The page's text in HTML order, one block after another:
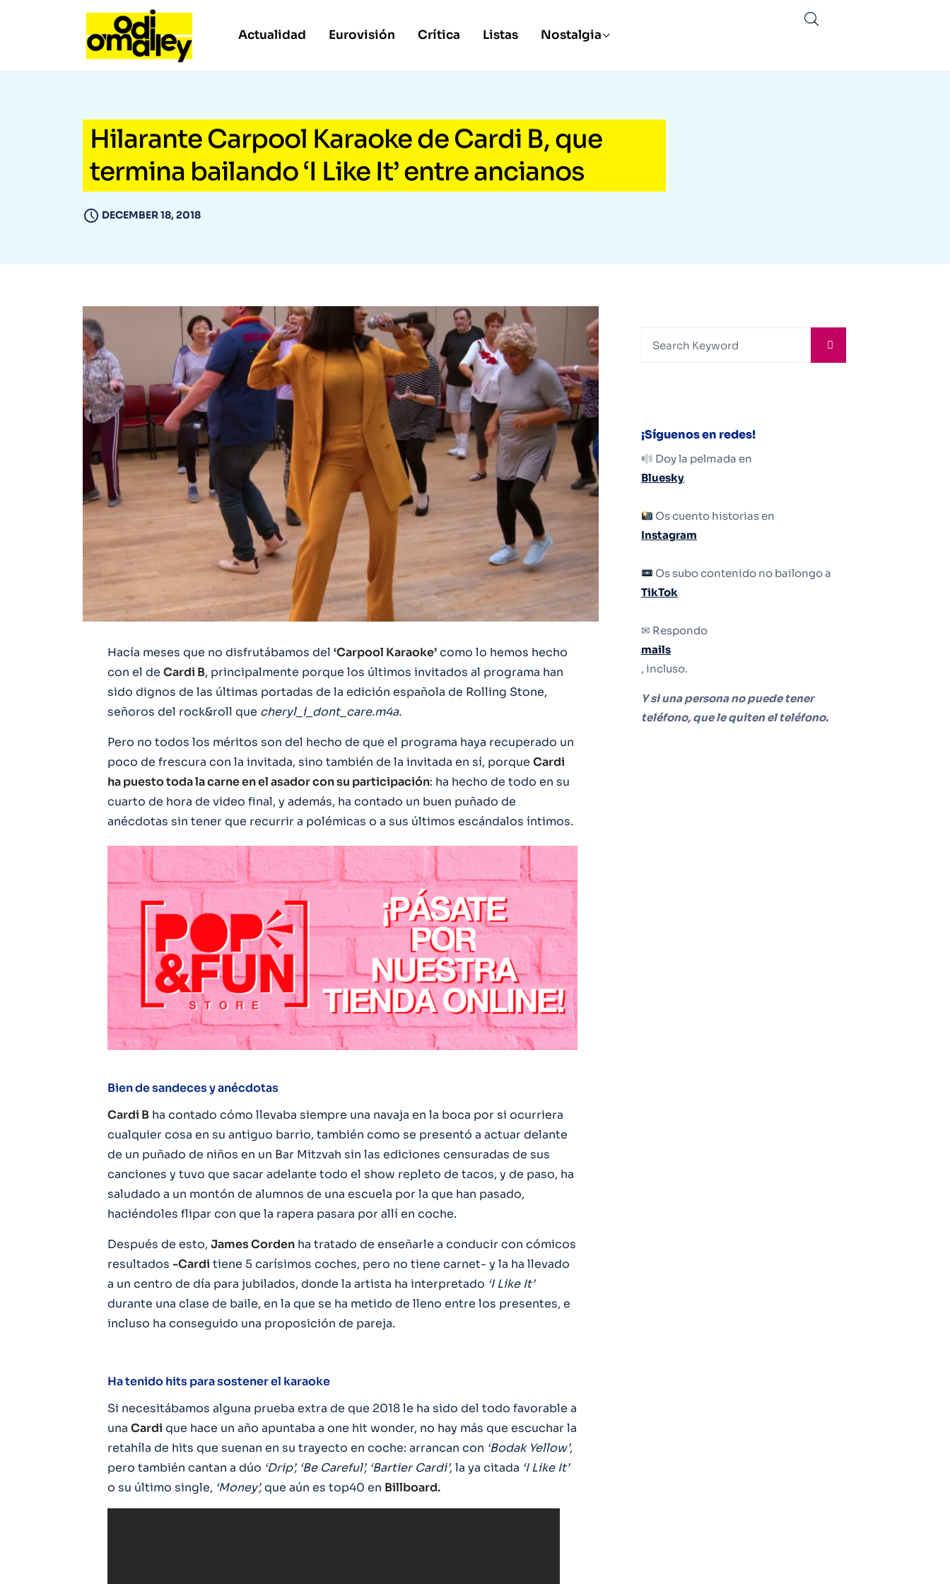
Actualidad Eurovisión Crítica Listas Nostalgia
Hilarante Carpool Karaoke de Cardi B, que
termina bailando ‘I Like It’ entre ancianos
DECEMBER 18, 2018
Hacía meses que no disfrutábamos del ‘Carpool Karaoke’como lo hemos hecho
con el de Cardi B, principalmente porque los últimos invitados al programa han
sido dignos de las últimas portadas de la edición española de Rolling Stone,
señoros del rock&roll que cheryl_i_dont_care.m4a.
Pero no todos los méritos son del hecho de que el programa haya recuperado un
poco de frescura con la invitada, sino también de la invitada en sí, porque Cardi
ha puesto toda la carne en el asador con su participación: ha hecho de todo en su
cuarto de hora de video final, y además, ha contado un buen puñado de
anécdotas sin tener que recurrir a polémicas o a sus últimos escándalos íntimos.
Bien de sandeces y anécdotas
Cardi B ha contado cómo llevaba siempre una navaja en la boca por si ocurriera
cualquier cosa en su antiguo barrio, también como se presentó a actuar delante
de un puñado de niños en un Bar Mitzvah sin las ediciones censuradas de sus
canciones y tuvo que sacar adelante todo el show repleto de tacos, y de paso, ha
saludado a un montón de alumnos de una escuela por la que han pasado,
haciéndoles flipar con que la rapera pasara por allí en coche.
Después de esto, James Corden ha tratado de enseñarle a conducir con cómicos
resultados -Cardi tiene 5 carísimos coches, pero no tiene carnet- y la ha llevado
a un centro de día para jubilados, donde la artista ha interpretado ‘I Like It’
durante una clase de baile, en la que se ha metido de lleno entre los presentes, e
incluso ha conseguido una proposición de pareja.
Ha tenido hits para sostener el karaoke
Si necesitábamos alguna prueba extra de que 2018 le ha sido del todo favorable a
una Cardi que hace un año apuntaba a one hit wonder, no hay más que escuchar la
retahíla de hits que suenan en su trayecto en coche: arrancan con ‘Bodak Yellow’,
pero también cantan a dúo ‘Drip’, ‘Be Careful’, ‘Bartier Cardi’, la ya citada ‘I Like It’
o su último single, ‘Money’,que aún es top40 en Billboard.
¡Síguenos en redes!
Doy la pelmada en
Bluesky
Os cuento historias en
Instagram
Os subo contenido no bailongo a
TikTok
✉ Respondo
mails
, incluso.
Y si una persona no puede tener
teléfono, que le quiten el teléfono.